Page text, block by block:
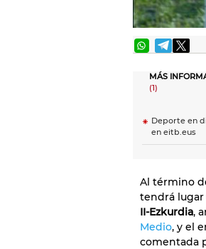
MÁS
(1)
Deporte en
en eitb.eus
Al término
tendrá lugar
II-Ezkurdia,
Medio, y el
comentada